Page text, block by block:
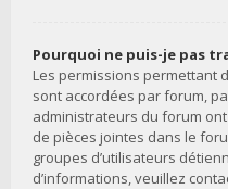
Pourquoi ne puis-je pas
Les permissions permettant
sont accordées par forum,
administrateurs du forum
de pièces jointes dans le
groupes d’utilisateurs
d’informations, veuillez